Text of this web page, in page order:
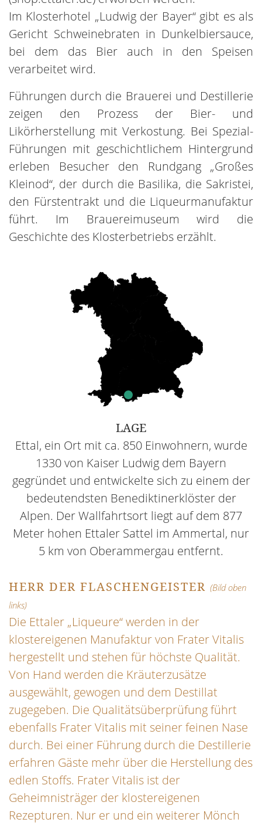
Im Klosterhotel „Ludwig der Bayer“ gibt es als
Gericht Schweinebraten in Dunkelbiersauce,
bei dem das Bier auch in den Speisen
verarbeitet wird.
Führungen durch die Brauerei und Destillerie
zeigen den Prozess der Bier- und
Likörherstellung mit Verkostung. Bei Spezial-
Führungen mit geschichtlichem Hintergrund
erleben Besucher den Rundgang „Großes
Kleinod“, der durch die Basilika, die Sakristei,
den Fürstentrakt und die Liqueurmanufaktur
führt. Im Brauereimuseum wird die
Geschichte des Klosterbetriebs erzählt.
LAGE
Ettal, ein Ort mit ca. 850 Einwohnern, wurde
1330 von Kaiser Ludwig dem Bayern
gegründet und entwickelte sich zu einem der
bedeutendsten Benediktinerklöster der
Alpen. Der Wallfahrtsort liegt auf dem 877
Meter hohen Ettaler Sattel im Ammertal, nur
5 km von Oberammergau entfernt.
HERR DER FLASCHENGEISTER (Bild oben
links)
Die Ettaler „Liqueure“ werden in der
klostereigenen Manufaktur von Frater Vitalis
hergestellt und stehen für höchste Qualität.
Von Hand werden die Kräuterzusätze
ausgewählt, gewogen und dem Destillat
zugegeben. Die Qualitätsüberprüfung führt
ebenfalls Frater Vitalis mit seiner feinen Nase
durch. Bei einer Führung durch die Destillerie
erfahren Gäste mehr über die Herstellung des
edlen Stoffs. Frater Vitalis ist der
Geheimnisträger der klostereigenen
Rezepturen. Nur er und ein weiterer Mönch